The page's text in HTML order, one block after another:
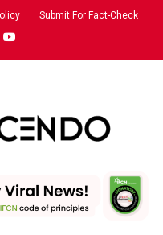
Submit For Fact-Check
website in